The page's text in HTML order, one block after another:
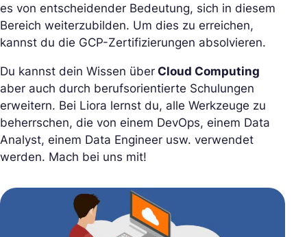
es von entscheidender Bedeutung, sich in diesem
Bereich weiterzubilden. Um dies zu erreichen,
kannst du die GCP-Zertifizierungen absolvieren.
Du kannst dein Wissen über Cloud Computing
aber auch durch berufsorientierte Schulungen
erweitern. Bei Liora lernst du, alle Werkzeuge zu
beherrschen, die von einem DevOps, einem Data
Analyst, einem Data Engineer usw. verwendet
werden. Mach bei uns mit!